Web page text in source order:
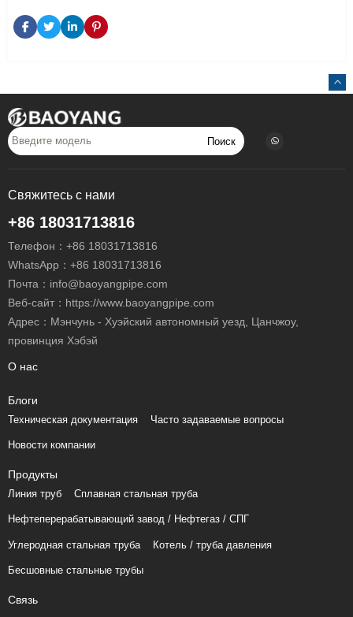
Поиск
Свяжитесь с нами
+86 18031713816
Телефон： +86 18031713816
WhatsApp： +86 18031713816
Почта： info@baoyangpipe.com
Веб-сайт：https://www.baoyangpipe.com
Адрес：Мэнчунь - Хуэйский автономный уезд, Цанчжоу,
провинция Хэбэй
О нас
Блоги
Техническая документация Часто задаваемые вопросы
Новости компании
Продукты
Линия труб Сплавная стальная труба
Нефтеперерабатывающий завод / Нефтегаз / СПГ
Углеродная стальная труба Котель / труба давления
Бесшовные стальные трубы
Связь